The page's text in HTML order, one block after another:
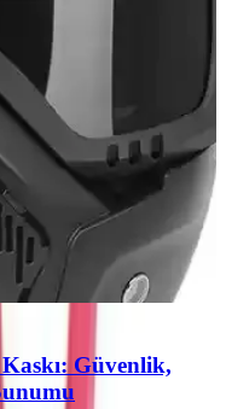
Güvenlik,